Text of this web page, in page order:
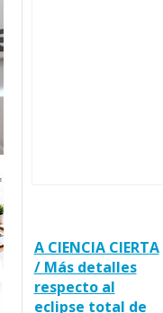
A CIENCIA CIERTA
/ Más detalles
respecto al
eclipse total de